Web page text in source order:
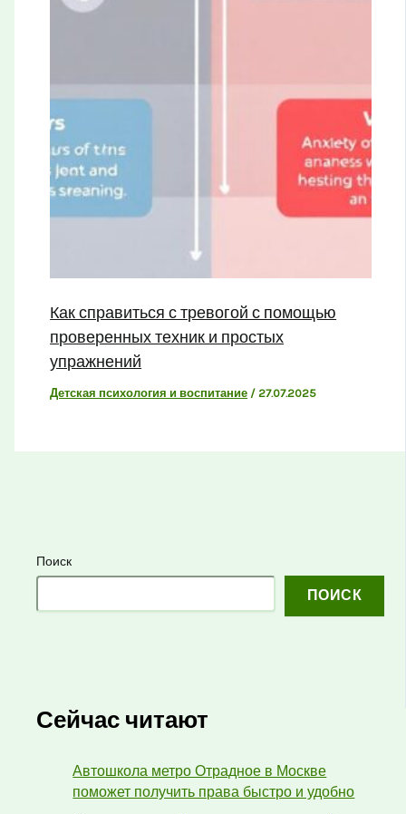
Поиск
ПОИСК
Сейчас читают
Автошкола метро Отрадное в Москве
поможет получить права быстро и удобно
Как справиться с тревогой с помощью
проверенных техник и простых
упражнений
Детская психология и воспитание / 27.07.2025